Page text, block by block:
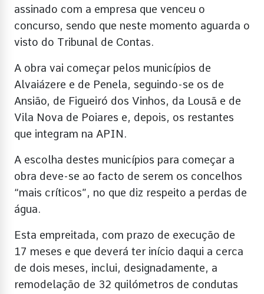
assinado com a empresa que venceu o
concurso, sendo que neste momento aguarda o
visto do Tribunal de Contas.
A obra vai começar pelos municípios de
Alvaiázere e de Penela, seguindo-se os de
Ansião, de Figueiró dos Vinhos, da Lousã e de
Vila Nova de Poiares e, depois, os restantes
que integram na APIN.
A escolha destes municípios para começar a
obra deve-se ao facto de serem os concelhos
“mais críticos”, no que diz respeito a perdas de
água.
Esta empreitada, com prazo de execução de
17 meses e que deverá ter início daqui a cerca
de dois meses, inclui, designadamente, a
remodelação de 32 quilómetros de condutas